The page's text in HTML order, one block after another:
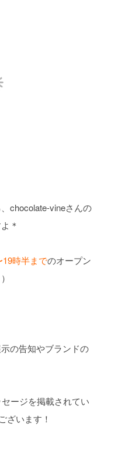
chocolate-vineさんの
＊
19時半までのオープン
の告知やブランドの
ージを掲載されてい
ざいます！